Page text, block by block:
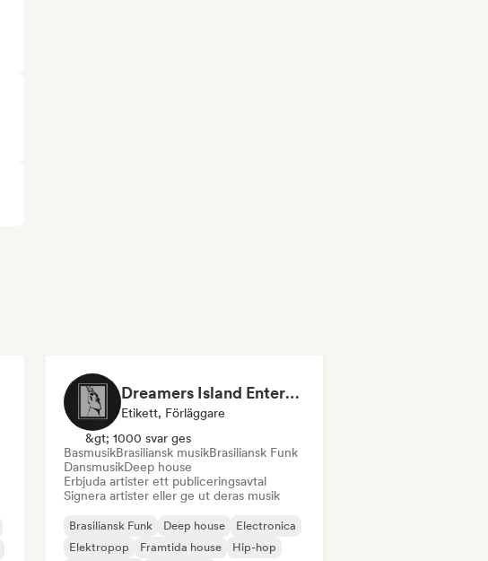
Dreamers Island Entertainment
Etikett, Förläggare
&gt; 1000 svar ges
BasmusikBrasiliansk musikBrasiliansk Funk
DansmusikDeep house
Erbjuda artister ett publiceringsavtal
Signera artister eller ge ut deras musik
Brasiliansk Funk Deep house
Electronica
Elektropop
Framtida house
Hip-hop